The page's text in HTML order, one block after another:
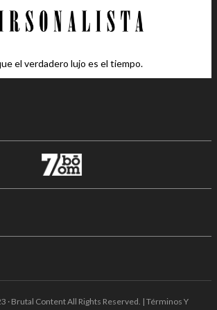
el verdadero lujo es el tiempo.
· Brutal Content All Rights Reserved. | Términos Y